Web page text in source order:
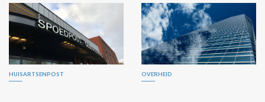
HUISARTSENPOST OVERHEID